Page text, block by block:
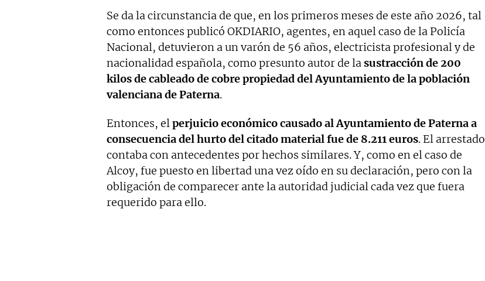
Se da la circunstancia de que, en los primeros meses de este año 2026, tal
como entonces publicó OKDIARIO, agentes, en aquel caso de la Policía
Nacional, detuvieron a un varón de 56 años, electricista profesional y de
nacionalidad española, como presunto autor de lasustracción de 200
kilos de cableado de cobre propiedad del Ayuntamiento de la población
valenciana de Paterna.
Entonces, elperjuicio económico causado al Ayuntamiento de Paterna a
consecuencia del hurto del citado material fue de 8.211 euros. El arrestado
contaba con antecedentes por hechos similares. Y, como en el caso de
Alcoy, fue puesto en libertad una vez oído en su declaración, pero con la
obligación de comparecer ante la autoridad judicial cada vez que fuera
requerido para ello.